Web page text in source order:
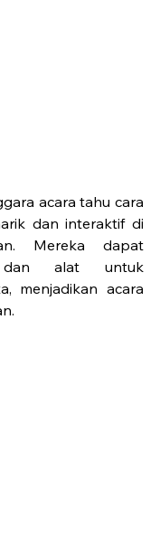
acara tahu cara
dan interaktif di
Mereka dapat
dan alat untuk
menjadikan acara